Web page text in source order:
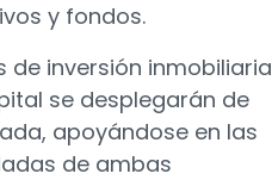
y fondos.
de inversión inmobiliaria
se desplegarán de
apoyándose en las
de ambas